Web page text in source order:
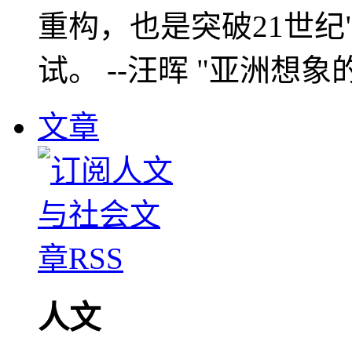
重构，也是突破21世
试。 --汪晖 "亚洲想象
文章
人文